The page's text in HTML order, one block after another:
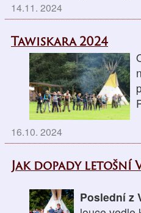
14.11. 2024
Tawiskara 2024
16.10. 2024
Jak dopady letošní
Poslední z